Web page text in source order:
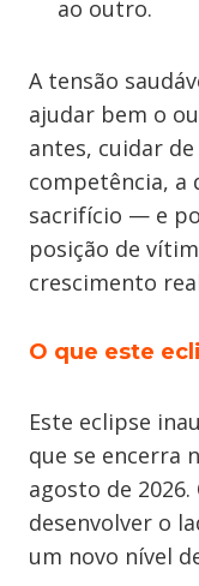
ao outro.
A tensão
ajudar bem o
antes, cuidar de
competência, a
sacrifício — e
posição de
crescimento
O que este
Este eclipse
que se encerra
agosto de
desenvolver o
um novo nível